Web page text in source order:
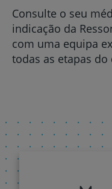
Consulte o seu
indicação da
com uma equipa
todas as etapas do